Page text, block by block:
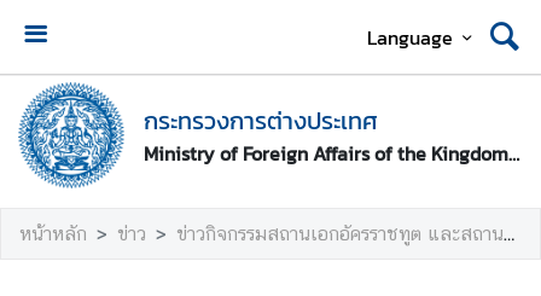
Language
กระทรวงการต่างประเทศ
Ministry of Foreign Affairs of the Kingdom of Thailand
ห
น้
า
ห
ลั
ก
หน้าหลัก ข่าว ข่าวกิจกรรมสถานเอกอัครราชทูต และสถานกงสุลใหญ่